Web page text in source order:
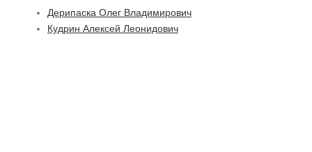
Дерипаска Олег Владимирович
Кудрин Алексей Леонидович